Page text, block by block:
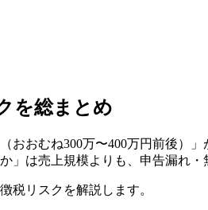
を総まとめ
おむね300万〜400万円前後）
は売上規模よりも、申告漏れ
税リスクを解説します。